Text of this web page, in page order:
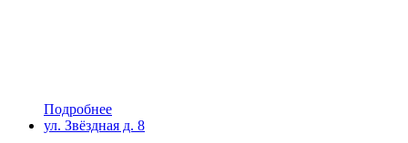
Подробнее
ул. Звёздная д. 8